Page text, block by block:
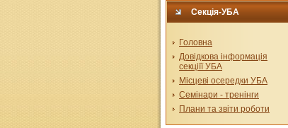
Секція-УБА
Головна
Довідкова інформація
секціїї УБА
Місцеві осередки УБА
Семінари - тренінги
Плани та звіти роботи